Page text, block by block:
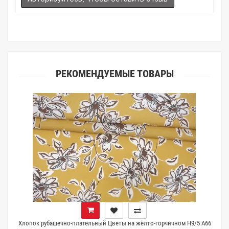
(ателье), то данная услуга поможет Вам улучшить работу с
РЕКОМЕНДУЕМЫЕ ТОВАРЫ
Хлопок рубашечно-плательный Цветы на жёлто-горчичном H9/5 A66